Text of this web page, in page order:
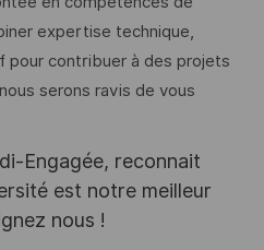
expertise technique,
pour contribuer à des projets
serons ravis de vous
Engagée, reconnait
est notre meilleur
nous !